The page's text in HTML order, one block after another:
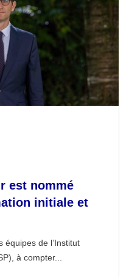
est nommé
initiale et
équipes de l’Institut
à compter...